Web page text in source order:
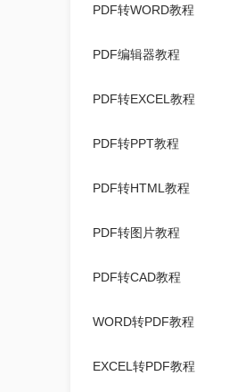
PDF转WORD教程
PDF编辑器教程
PDF转EXCEL教程
PDF转PPT教程
PDF转HTML教程
PDF转图片教程
PDF转CAD教程
WORD转PDF教程
EXCEL转PDF教程